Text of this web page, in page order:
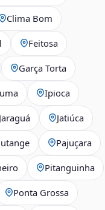
Clima Bom
Feitosa
Garça Torta
Ipioca
Jaraguá Jatiúca
Pajuçara
Pitanguinha
Ponta Grossa